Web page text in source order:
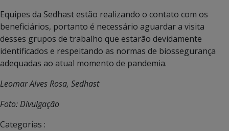
Equipes da Sedhast estão realizando o contato com os
beneficiários, portanto é necessário aguardar a visita
desses grupos de trabalho que estarão devidamente
identificados e respeitando as normas de biossegurança
adequadas ao atual momento de pandemia.
Leomar Alves Rosa, Sedhast
Foto: Divulgação
Categorias :